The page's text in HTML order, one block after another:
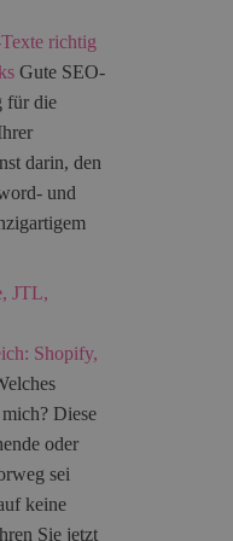
richtig
Gute SEO-
für die
darin, den
und
Shopify,
Diese
oder
sei
keine
Sie jetzt